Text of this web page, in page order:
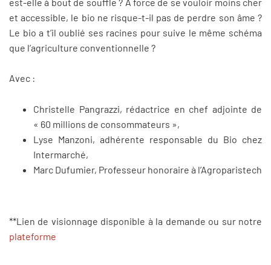
et accessible, le bio ne risque-t-il pas de perdre son âme ?
Le bio a t’il oublié ses racines pour suive le même schéma
que l’agriculture conventionnelle ?
Avec :
Christelle Pangrazzi, rédactrice en chef adjointe de
« 60 millions de consommateurs »,
Lyse Manzoni, adhérente responsable du Bio chez
Intermarché,
Marc Dufumier, Professeur honoraire à l’Agroparistech
**Lien de visionnage disponible à la demande ou sur notre
plateforme